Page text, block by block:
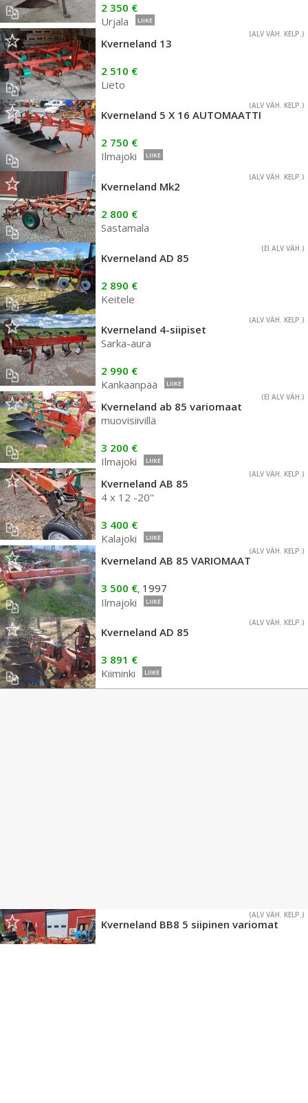
2 350 €
Urjala
LIIKE
(ALV VÄH. KELP.)
Kverneland 13
2 510 €
Lieto
(ALV VÄH. KELP.)
Kverneland 5 X 16 AUTOMAATTI
2 750 €
Ilmajoki
LIIKE
(ALV VÄH. KELP.)
Kverneland Mk2
2 800 €
Sastamala
(EI ALV VÄH.)
Kverneland AD 85
2 890 €
Keitele
(ALV VÄH. KELP.)
Kverneland 4-siipiset
Sarka-aura
2 990 €
Kankaanpää
LIIKE
(EI ALV VÄH.)
Kverneland ab 85 variomaat
muovisiivillä
3 200 €
Ilmajoki
LIIKE
(ALV VÄH. KELP.)
Kverneland AB 85
4 x 12 -20"
3 400 €
Kalajoki
LIIKE
(ALV VÄH. KELP.)
Kverneland AB 85 VARIOMAAT
3 500 €, 1997
Ilmajoki
LIIKE
(ALV VÄH. KELP.)
Kverneland AD 85
3 891 €
Kiiminki
LIIKE
(ALV VÄH. KELP.)
Kverneland BB8 5 siipinen variomat